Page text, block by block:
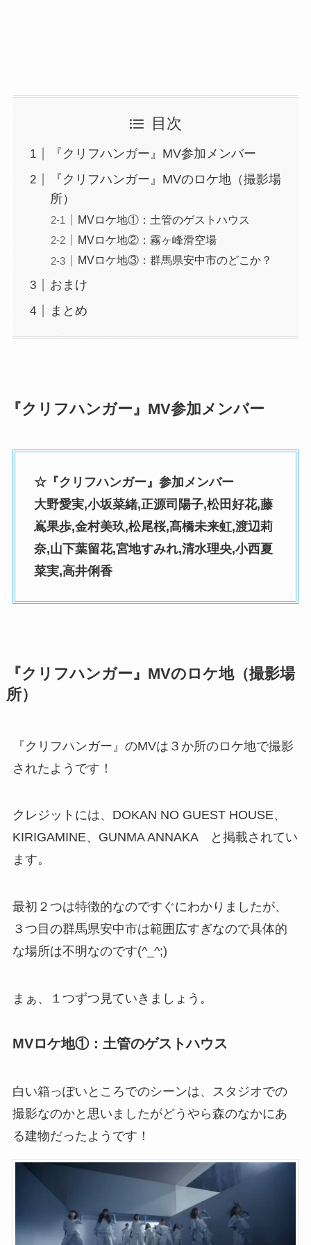
目次
『クリフハンガー』MV参加メンバー
『クリフハンガー』MVのロケ地（撮影場
所）
MVロケ地①：土管のゲストハウス
MVロケ地②：霧ヶ峰滑空場
MVロケ地③：群馬県安中市のどこか？
おまけ
まとめ
『クリフハンガー』MV参加メンバー
☆『クリフハンガー』参加メンバー
大野愛実,小坂菜緒,正源司陽子,松田好花,藤
嶌果歩,金村美玖,松尾桜,髙橋未来虹,渡辺莉
奈,山下葉留花,宮地すみれ,清水理央,小西夏
菜実,高井俐香
『クリフハンガー』MVのロケ地（撮影場
所）
『クリフハンガー』のMVは３か所のロケ地で撮影
されたようです！
クレジットには、DOKAN NO GUEST HOUSE、
KIRIGAMINE、GUNMA ANNAKA と掲載されてい
ます。
最初２つは特徴的なのですぐにわかりましたが、
３つ目の群馬県安中市は範囲広すぎなので具体的
な場所は不明なのです(^_^;)
まぁ、１つずつ見ていきましょう。
MVロケ地①：土管のゲストハウス
白い箱っぽいところでのシーンは、スタジオでの
撮影なのかと思いましたがどうやら森のなかにあ
る建物だったようです！